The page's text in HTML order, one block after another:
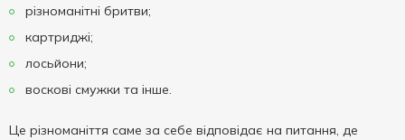
різноманітні бритви;
картриджі;
лосьйони;
воскові смужки та інше.
Це різноманіття саме за себе відповідає на питання, де